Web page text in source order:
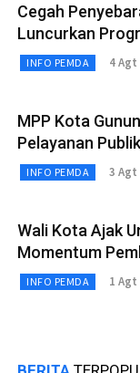
Cegah
Luncurkan
INFO PEMDA 4 Agt
MPP Kota
Pelayanan
INFO PEMDA 3 Agt
Wali Kota Ajak
Momentum
INFO PEMDA 1 Agt